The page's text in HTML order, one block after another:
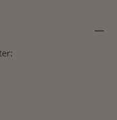
in das